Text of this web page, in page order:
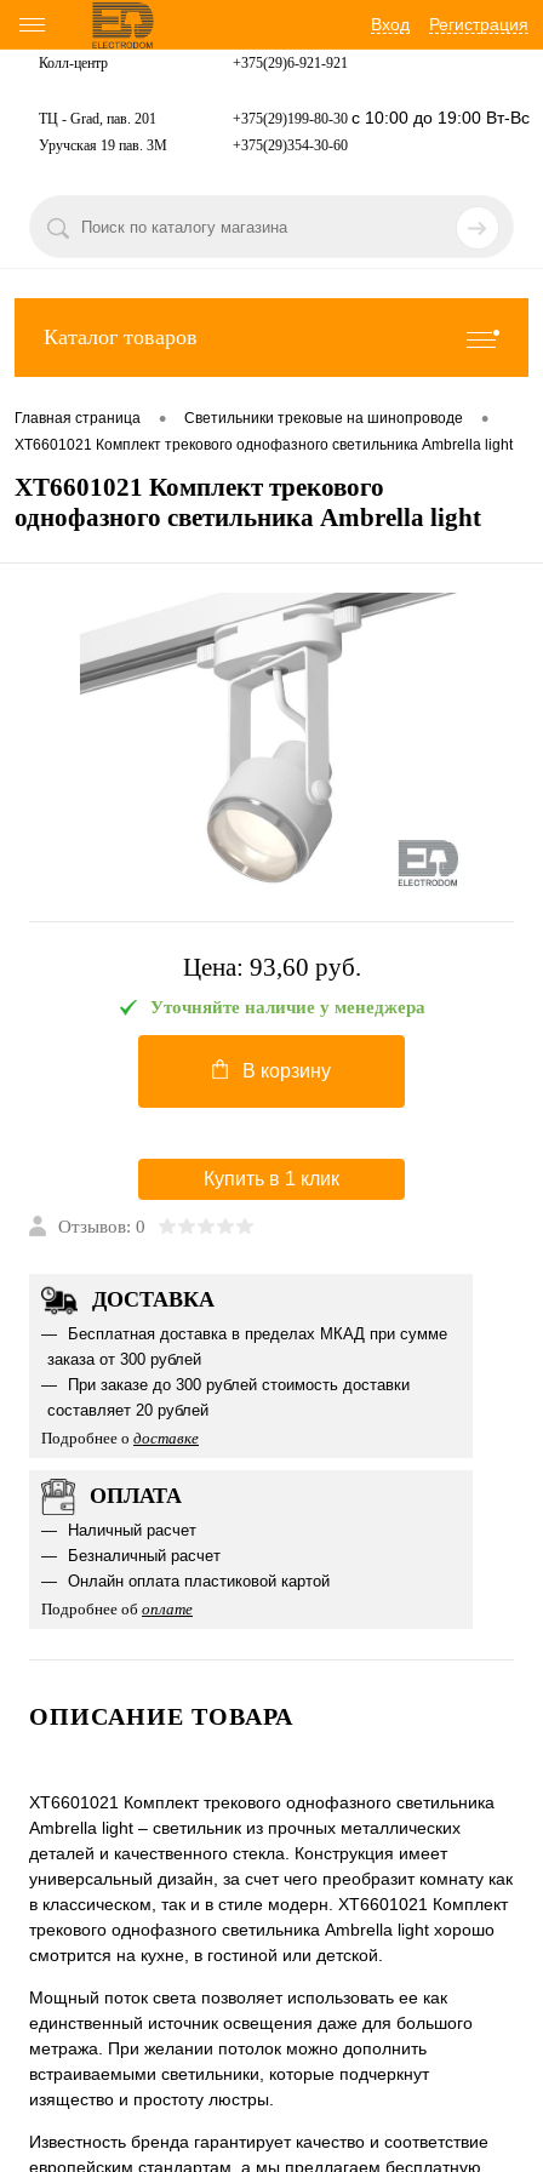
Вход Регистрация
Колл-центр +375(29)6-921-921
ТЦ - Grad, пав. 201 +375(29)199-80-30 с 10:00 до 19:00 Вт-Вс
Уручская 19 пав. 3М +375(29)354-30-60
Каталог товаров
Главная страница • Светильники трековые на шинопроводе •
XT6601021 Комплект трекового однофазного светильника Ambrella light
XT6601021 Комплект трекового
однофазного светильника Ambrella light
Цена: 93,60 pуб.
Уточняйте наличие у менеджера
В корзину
Купить в 1 клик
Отзывов: 0
ДОСТАВКА
Бесплатная доставка в пределах МКАД при сумме
заказа от 300 рублей
При заказе до 300 рублей стоимость доставки
составляет 20 рублей
Подробнее о доставке
ОПЛАТА
Наличный расчет
Безналичный расчет
Онлайн оплата пластиковой картой
Подробнее об оплате
ОПИСАНИЕ ТОВАРА
XT6601021 Комплект трекового однофазного светильника
Ambrella light – светильник из прочных металлических
деталей и качественного стекла. Конструкция имеет
универсальный дизайн, за счет чего преобразит комнату как
в классическом, так и в стиле модерн. XT6601021 Комплект
трекового однофазного светильника Ambrella light хорошо
смотрится на кухне, в гостиной или детской.
Мощный поток света позволяет использовать ее как
единственный источник освещения даже для большого
метража. При желании потолок можно дополнить
встраиваемыми светильники, которые подчеркнут
изящество и простоту люстры.
Известность бренда гарантирует качество и соответствие
европейским стандартам, а мы предлагаем бесплатную